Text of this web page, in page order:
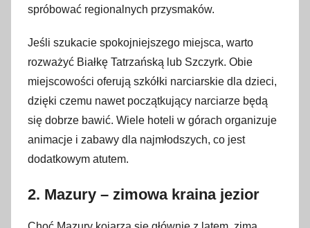
u
n
i
a
2
0
spróbować regionalnych przysmaków.
Jeśli szukacie spokojniejszego miejsca, warto
rozważyć Białkę Tatrzańską lub Szczyrk. Obie
miejscowości oferują szkółki narciarskie dla dzieci,
dzięki czemu nawet początkujący narciarze będą
się dobrze bawić. Wiele hoteli w górach organizuje
animacje i zabawy dla najmłodszych, co jest
dodatkowym atutem.
2. Mazury – zimowa kraina jezior